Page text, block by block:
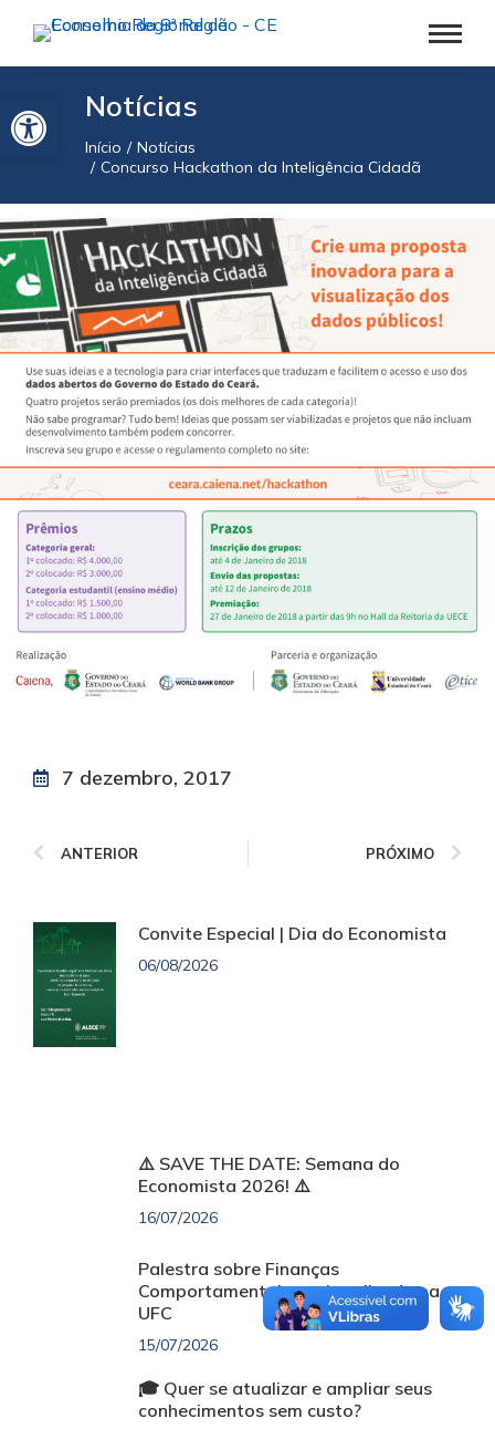
Barra de Ferramentas AbertaNotícias
Você está aqui:
Início
Notícias
Concurso Hackathon da Inteligência Cidadã
7 dezembro, 2017
ANTERIOR PRÓXIMO
Convite Especial | Dia do Economista
06/08/2026
⚠️ SAVE THE DATE: Semana do
Economista 2026! ⚠️
16/07/2026
Palestra sobre Finanças
Comportamentais será realizada na
UFC
15/07/2026
🎓 Quer se atualizar e ampliar seus
conhecimentos sem custo?